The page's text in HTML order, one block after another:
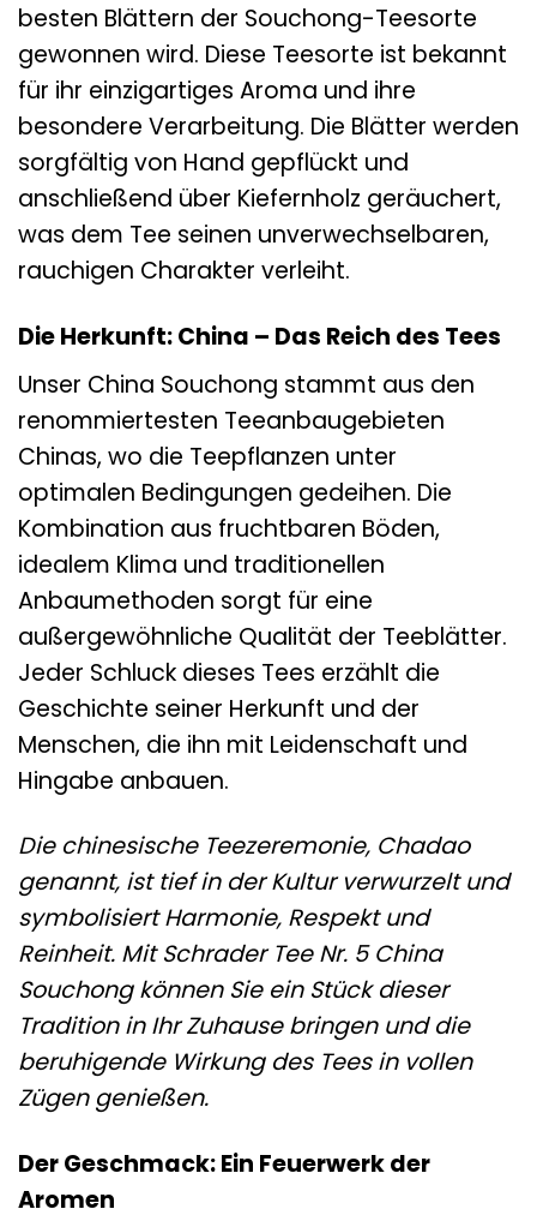
besten Blättern der Souchong-Teesorte
gewonnen wird. Diese Teesorte ist bekannt
für ihr einzigartiges Aroma und ihre
besondere Verarbeitung. Die Blätter werden
sorgfältig von Hand gepflückt und
anschließend über Kiefernholz geräuchert,
was dem Tee seinen unverwechselbaren,
rauchigen Charakter verleiht.
Die Herkunft: China – Das Reich des Tees
Unser China Souchong stammt aus den
renommiertesten Teeanbaugebieten
Chinas, wo die Teepflanzen unter
optimalen Bedingungen gedeihen. Die
Kombination aus fruchtbaren Böden,
idealem Klima und traditionellen
Anbaumethoden sorgt für eine
außergewöhnliche Qualität der Teeblätter.
Jeder Schluck dieses Tees erzählt die
Geschichte seiner Herkunft und der
Menschen, die ihn mit Leidenschaft und
Hingabe anbauen.
Die chinesische Teezeremonie, Chadao
genannt, ist tief in der Kultur verwurzelt und
symbolisiert Harmonie, Respekt und
Reinheit. Mit Schrader Tee Nr. 5 China
Souchong können Sie ein Stück dieser
Tradition in Ihr Zuhause bringen und die
beruhigende Wirkung des Tees in vollen
Zügen genießen.
Der Geschmack: Ein Feuerwerk der
Aromen